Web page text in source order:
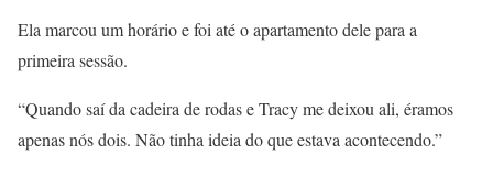
Ela marcou um horário e foi até o apartamento dele para a
primeira sessão.
“Quando saí da cadeira de rodas e Tracy me deixou ali, éramos
apenas nós dois. Não tinha ideia do que estava acontecendo.”